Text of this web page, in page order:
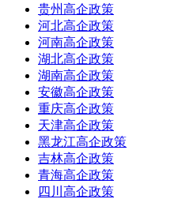
贵州高企政策
河北高企政策
河南高企政策
湖北高企政策
湖南高企政策
安徽高企政策
重庆高企政策
天津高企政策
黑龙江高企政策
吉林高企政策
青海高企政策
四川高企政策